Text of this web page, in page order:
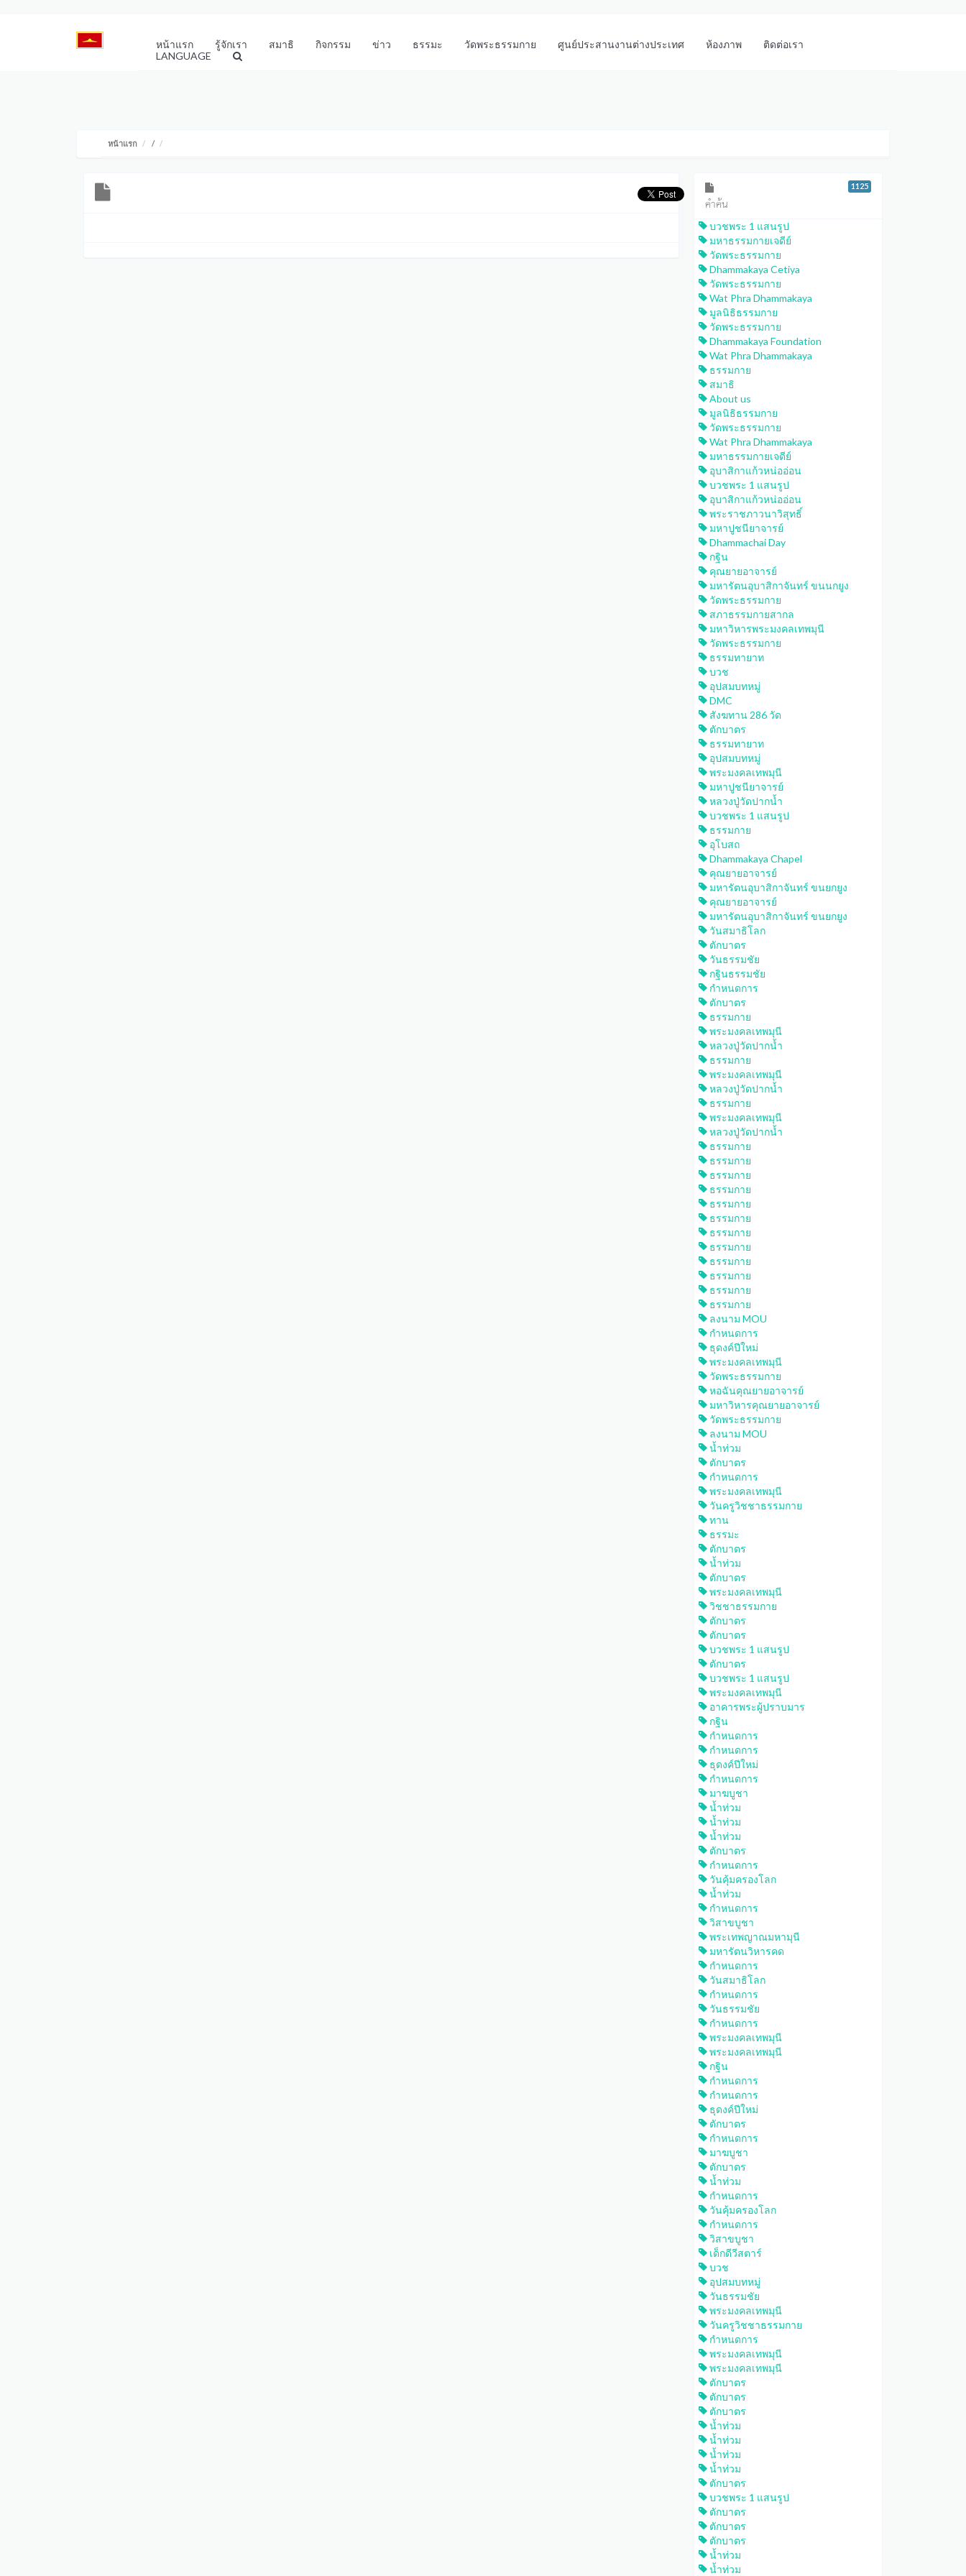
หน้าแรก รู้จักเรา สมาธิ กิจกรรม ข่าว ธรรมะ วัดพระธรรมกาย ศูนย์ประสานงานต่างประเทศ ห้องภาพ
ติดต่อเรา
LANGUAGE
หน้าแรก /
คำค้น
1125
บวชพระ 1 แสนรูป
มหาธรรมกายเจดีย์
วัดพระธรรมกาย
Dhammakaya Cetiya
วัดพระธรรมกาย
Wat Phra Dhammakaya
มูลนิธิธรรมกาย
วัดพระธรรมกาย
Dhammakaya Foundation
Wat Phra Dhammakaya
ธรรมกาย
สมาธิ
About us
มูลนิธิธรรมกาย
วัดพระธรรมกาย
Wat Phra Dhammakaya
มหาธรรมกายเจดีย์
อุบาสิกาแก้วหน่ออ่อน
บวชพระ 1 แสนรูป
อุบาสิกาแก้วหน่ออ่อน
พระราชภาวนาวิสุทธิ์
มหาปูชนียาจารย์
Dhammachai Day
กฐิน
คุณยายอาจารย์
มหารัตนอุบาสิกาจันทร์ ขนนกยูง
วัดพระธรรมกาย
สภาธรรมกายสากล
มหาวิหารพระมงคลเทพมุนี
วัดพระธรรมกาย
ธรรมทายาท
บวช
อุปสมบทหมู่
DMC
สังฆทาน 286 วัด
ตักบาตร
ธรรมทายาท
อุปสมบทหมู่
พระมงคลเทพมุนี
มหาปูชนียาจารย์
หลวงปู่วัดปากน้ำ
บวชพระ 1 แสนรูป
ธรรมกาย
อุโบสถ
Dhammakaya Chapel
คุณยายอาจารย์
มหารัตนอุบาสิกาจันทร์ ขนยกยูง
คุณยายอาจารย์
มหารัตนอุบาสิกาจันทร์ ขนยกยูง
วันสมาธิโลก
ตักบาตร
วันธรรมชัย
กฐินธรรมชัย
กำหนดการ
ตักบาตร
ธรรมกาย
พระมงคลเทพมุนี
หลวงปู่วัดปากน้ำ
ธรรมกาย
พระมงคลเทพมุนี
หลวงปู่วัดปากน้ำ
ธรรมกาย
พระมงคลเทพมุนี
หลวงปู่วัดปากน้ำ
ธรรมกาย
ธรรมกาย
ธรรมกาย
ธรรมกาย
ธรรมกาย
ธรรมกาย
ธรรมกาย
ธรรมกาย
ธรรมกาย
ธรรมกาย
ธรรมกาย
ธรรมกาย
ลงนาม MOU
กำหนดการ
ธุดงค์ปีใหม่
พระมงคลเทพมุนี
วัดพระธรรมกาย
หอฉันคุณยายอาจารย์
มหาวิหารคุณยายอาจารย์
วัดพระธรรมกาย
ลงนาม MOU
น้ำท่วม
ตักบาตร
กำหนดการ
พระมงคลเทพมุนี
วันครูวิชชาธรรมกาย
ทาน
ธรรมะ
ตักบาตร
น้ำท่วม
ตักบาตร
พระมงคลเทพมุนี
วิชชาธรรมกาย
ตักบาตร
ตักบาตร
บวชพระ 1 แสนรูป
ตักบาตร
บวชพระ 1 แสนรูป
พระมงคลเทพมุนี
อาคารพระผู้ปราบมาร
กฐิน
กำหนดการ
กำหนดการ
ธุดงค์ปีใหม่
กำหนดการ
มาฆบูชา
น้ำท่วม
น้ำท่วม
น้ำท่วม
ตักบาตร
กำหนดการ
วันคุ้มครองโลก
น้ำท่วม
กำหนดการ
วิสาขบูชา
พระเทพญาณมหามุนี
มหารัตนวิหารคด
กำหนดการ
วันสมาธิโลก
กำหนดการ
วันธรรมชัย
กำหนดการ
พระมงคลเทพมุนี
พระมงคลเทพมุนี
กฐิน
กำหนดการ
กำหนดการ
ธุดงค์ปีใหม่
ตักบาตร
กำหนดการ
มาฆบูชา
ตักบาตร
น้ำท่วม
กำหนดการ
วันคุ้มครองโลก
กำหนดการ
วิสาขบูชา
เด็กดีวีสตาร์
บวช
อุปสมบทหมู่
วันธรรมชัย
พระมงคลเทพมุนี
วันครูวิชชาธรรมกาย
กำหนดการ
พระมงคลเทพมุนี
พระมงคลเทพมุนี
ตักบาตร
ตักบาตร
ตักบาตร
น้ำท่วม
น้ำท่วม
น้ำท่วม
น้ำท่วม
ตักบาตร
บวชพระ 1 แสนรูป
ตักบาตร
ตักบาตร
ตักบาตร
น้ำท่วม
น้ำท่วม